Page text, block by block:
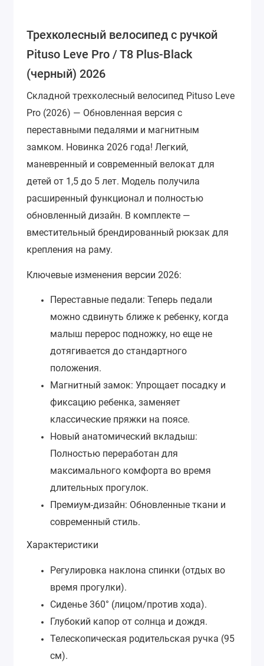
Трехколесный велосипед с ручкой
Pituso Leve Pro / T8 Plus-Black
(черный) 2026
Складной трехколесный велосипед Pituso Leve
Pro (2026) — Обновленная версия с
переставными педалями и магнитным
замком. Новинка 2026 года! Легкий,
маневренный и современный велокат для
детей от 1,5 до 5 лет. Модель получила
расширенный функционал и полностью
обновленный дизайн. В комплекте —
вместительный брендированный рюкзак для
крепления на раму.
Ключевые изменения версии 2026:
Переставные педали: Теперь педали
можно сдвинуть ближе к ребенку, когда
малыш перерос подножку, но еще не
дотягивается до стандартного
положения.
Магнитный замок: Упрощает посадку и
фиксацию ребенка, заменяет
классические пряжки на поясе.
Новый анатомический вкладыш:
Полностью переработан для
максимального комфорта во время
длительных прогулок.
Премиум-дизайн: Обновленные ткани и
современный стиль.
Характеристики
Регулировка наклона спинки (отдых во
время прогулки).
Сиденье 360° (лицом/против хода).
Глубокий капор от солнца и дождя.
Телескопическая родительская ручка (95
см).